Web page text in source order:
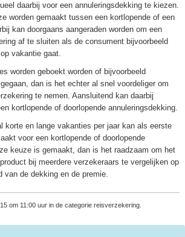
daarbij voor een annuleringsdekking te kiezen.
worden gemaakt tussen een kortlopende of een
kan doorgaans aangeraden worden om een
af te sluiten als de consument bijvoorbeeld
vakantie gaat.
worden geboekt worden of bijvoorbeeld
dan is het echter al snel voordeliger om
te nemen. Aansluitend kan daarbij
kortlopende of doorlopende annuleringsdekking.
korte en lange vakanties per jaar kan als eerste
voor een kortlopende of doorlopende
keuze is gemaakt, dan is het raadzaam om het
bij meerdere verzekeraars te vergelijken op
van de dekking en de premie.
om 11:00 uur in de categorie reisverzekering.